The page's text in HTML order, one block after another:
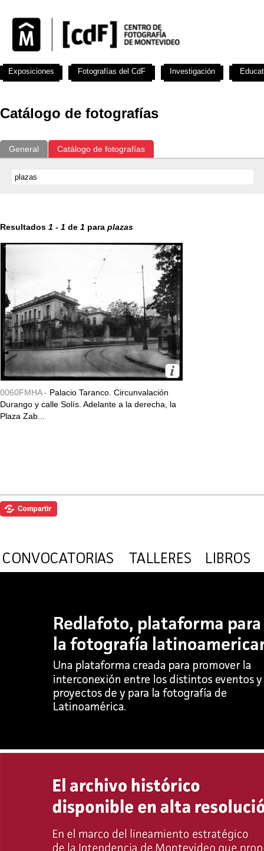
Catálogo de fotografías
General Catálogo de fotografías
Resultados 1 - 1 de 1 para plazas
0060FMHA - Palacio Taranco. Circunvalación
Durango y calle Solís. Adelante a la derecha, la
Plaza Zab...
Exposiciones Fotografías del CdF Investigación